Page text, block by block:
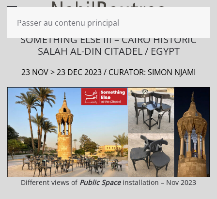
Passer au contenu principal
SOMETHING ELSE III – CAIRO HISTORIC
SALAH AL-DIN CITADEL / EGYPT
23 NOV > 23 DEC 2023 / CURATOR: SIMON NJAMI
Different views of Public Spaceinstallation – Nov 2023